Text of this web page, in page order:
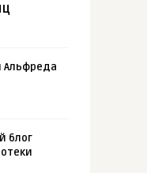
Альфреда
блог